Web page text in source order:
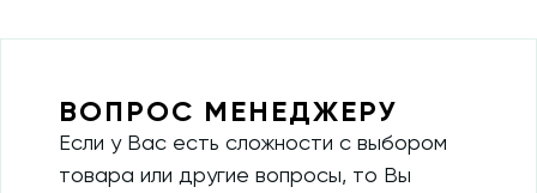
ВОПРОС МЕНЕДЖЕРУ
Если у Вас есть сложности с выбором
товара или другие вопросы, то Вы